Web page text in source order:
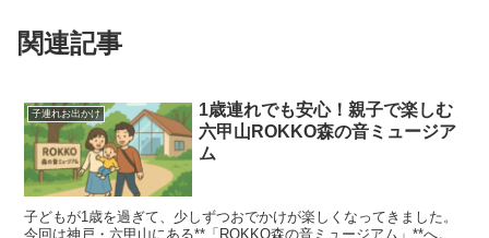
関連記事
子連れお出かけ
1歳連れでも安心！親子で楽しむ
六甲山ROKKO森の音ミュージア
ム
子どもが1歳を過ぎて、少しずつおでかけが楽しくなってきました。
今回は神戸・六甲山にある**「ROKKO森の音ミュージアム」**へ。